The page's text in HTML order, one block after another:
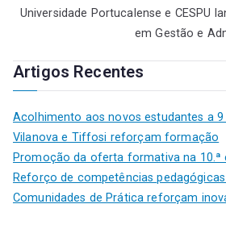
Universidade Portucalense e CESPU
em Gestão e
Artigos Recentes
Acolhimento aos novos estudantes a
Vilanova e Tiffosi reforçam formação
Promoção da oferta formativa na 10.ª
Reforço de competências
Comunidades de Prática reforçam